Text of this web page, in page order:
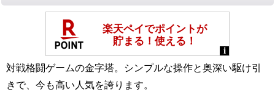
対戦格闘ゲームの金字塔。シンプルな操作と奥深い駆け引
きで、今も高い人気を誇ります。